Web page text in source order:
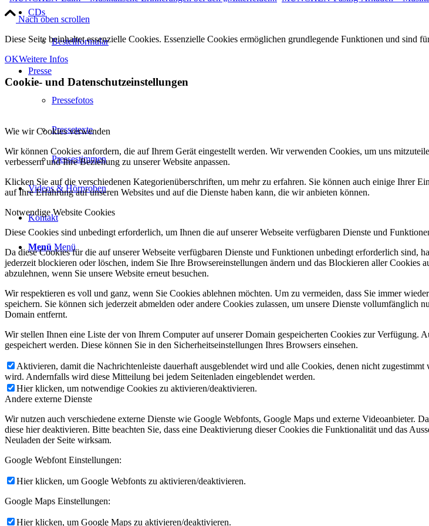
CDs
Bestellformular
Presse
Pressefotos
Pressetexte
Pressestimmen
Videos & Hörproben
Kontakt
Menü Menü
Nach oben scrollen
Diese Seite beinhaltet essenzielle Cookies. Essenzielle Cookies ermöglichen grundlegende Funktionen und sind
OKWeitere Infos
Cookie- und Datenschutzeinstellungen
Wie wir Cookies verwenden
Wir können Cookies anfordern, die auf Ihrem Gerät eingestellt werden. Wir verwenden Cookies, um uns
verbessern und Ihre Beziehung zu unserer Website anpassen.
Klicken Sie auf die verschiedenen Kategorienüberschriften, um mehr zu erfahren. Sie können auch einige Ihrer
auf Ihre Erfahrung auf unseren Websites und auf die Dienste haben kann, die wir anbieten können.
Notwendige Website Cookies
Diese Cookies sind unbedingt erforderlich, um Ihnen die auf unserer Webseite verfügbaren Dienste und
Da diese Cookies für die auf unserer Webseite verfügbaren Dienste und Funktionen unbedingt erforderlich
jederzeit blockieren oder löschen, indem Sie Ihre Browsereinstellungen ändern und das Blockieren aller
abzulehnen, wenn Sie unsere Website erneut besuchen.
Wir respektieren es voll und ganz, wenn Sie Cookies ablehnen möchten. Um zu vermeiden, dass Sie immer
speichern. Sie können sich jederzeit abmelden oder andere Cookies zulassen, um unsere Dienste vollumfänglich
Domain entfernt.
Wir stellen Ihnen eine Liste der von Ihrem Computer auf unserer Domain gespeicherten Cookies zur Verfügung.
gespeichert werden. Diese können Sie in den Sicherheitseinstellungen Ihres Browsers einsehen.
Aktivieren, damit die Nachrichtenleiste dauerhaft ausgeblendet wird und alle Cookies, denen nicht
wird. Andernfalls wird diese Mitteilung bei jedem Seitenladen eingeblendet werden.
Hier klicken, um notwendige Cookies zu aktivieren/deaktivieren.
Andere externe Dienste
Wir nutzen auch verschiedene externe Dienste wie Google Webfonts, Google Maps und externe Videoanbieter.
diese hier deaktivieren. Bitte beachten Sie, dass eine Deaktivierung dieser Cookies die Funktionalität und das
Neuladen der Seite wirksam.
Google Webfont Einstellungen:
Hier klicken, um Google Webfonts zu aktivieren/deaktivieren.
Google Maps Einstellungen:
Hier klicken, um Google Maps zu aktivieren/deaktivieren.